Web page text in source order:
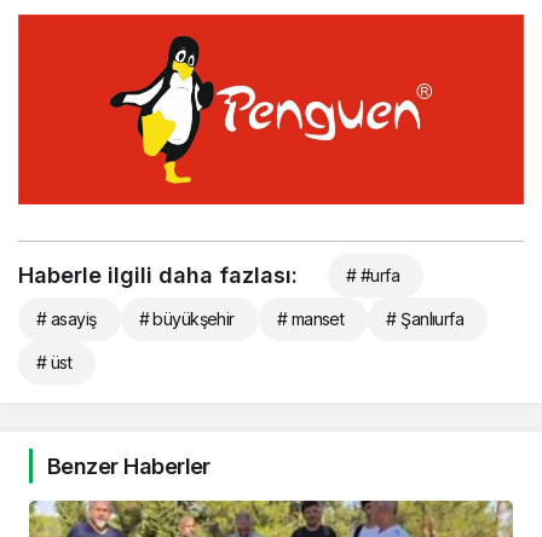
Haberle ilgili daha fazlası: # #urfa
# asayiş # büyükşehir # manset # Şanlıurfa
# üst
Benzer Haberler